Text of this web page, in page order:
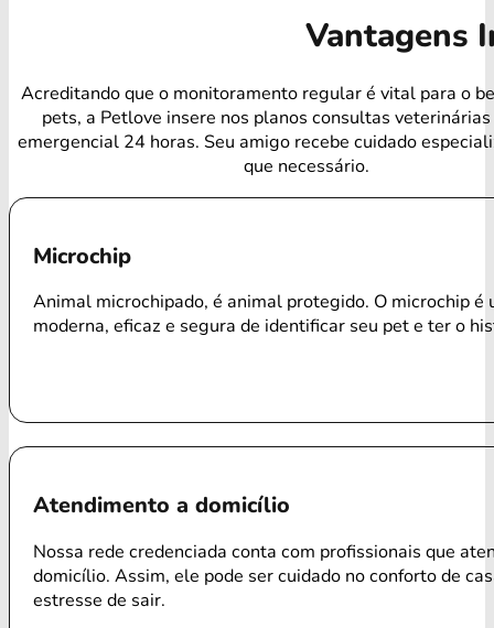
Vantagens
Acreditando que o monitoramento regular é vital para o
pets, a Petlove insere nos planos consultas
emergencial 24 horas. Seu amigo recebe cuidado
que necessário.
Microchip
Animal microchipado, é animal protegido. O microchip é
moderna, eficaz e segura de identificar seu pet e ter o
Atendimento a domicílio
Nossa rede credenciada conta com profissionais que
domicílio. Assim, ele pode ser cuidado no conforto de
estresse de sair.